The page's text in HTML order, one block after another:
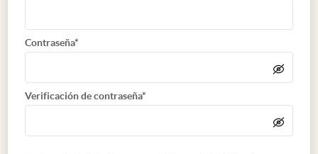
Contraseña*
Verificación de contraseña*